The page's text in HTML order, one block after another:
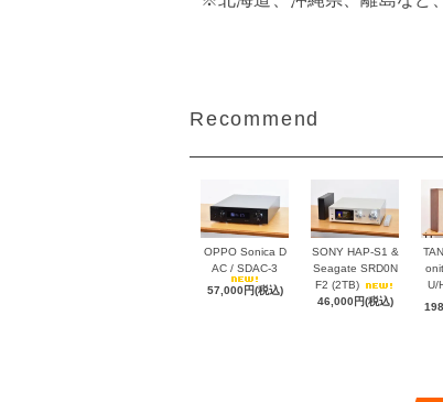
Recommend
OPPO Sonica D
AC / SDAC-3
57,000円(税込)
SONY HAP-S1 &
Seagate SRD0N
F2 (2TB)
46,000円(税込)
U/